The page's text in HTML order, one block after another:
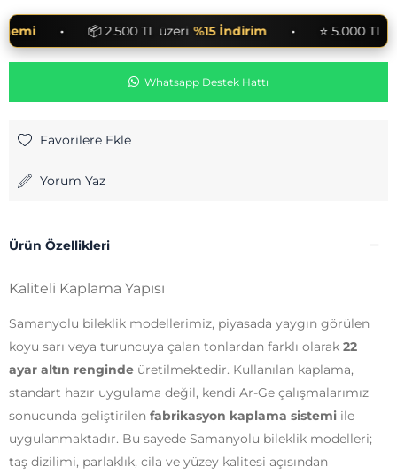
📦 2.500 TL üzeri %15 İndirim ⭐ 5.000 TL
Whatsapp Destek Hattı
Favorilere Ekle
Yorum Yaz
Ürün Özellikleri
Kaliteli Kaplama Yapısı
Samanyolu bileklik modellerimiz, piyasada yaygın görülen
koyu sarı veya turuncuya çalan tonlardan farklı olarak 22
ayar altın renginde üretilmektedir. Kullanılan kaplama,
standart hazır uygulama değil, kendi Ar-Ge çalışmalarımız
sonucunda geliştirilen fabrikasyon kaplama sistemi ile
uygulanmaktadır. Bu sayede Samanyolu bileklik modelleri;
taş dizilimi, parlaklık, cila ve yüzey kalitesi açısından